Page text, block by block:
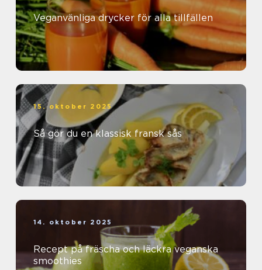
Veganvänliga drycker för alla tillfällen
15. oktober 2025
Så gör du en klassisk fransk sås
14. oktober 2025
Recept på fräscha och läckra veganska
smoothies